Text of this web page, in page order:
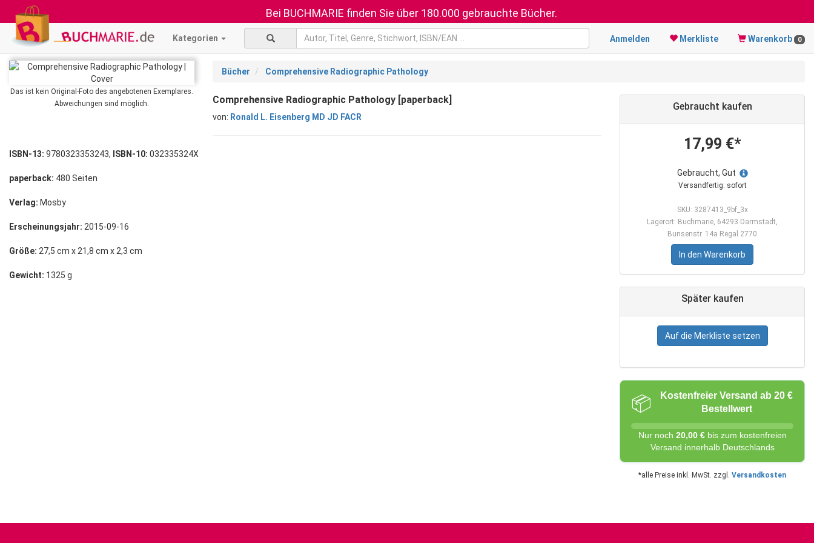
Bei BUCHMARIE finden Sie über 180.000 gebrauchte Bücher.
Kategorien Anmelden Merkliste Warenkorb 0
Das ist kein Original-Foto des angebotenen Exemplares.
Abweichungen sind möglich.
Bücher Comprehensive Radiographic Pathology
Comprehensive Radiographic Pathology [paperback]
von: Ronald L. Eisenberg MD JD FACR
Gebraucht kaufen
17,99 €*
Gebraucht, Gut
Versandfertig: sofort
SKU: 3287413_9bf_3x
Lagerort: Buchmarie, 64293 Darmstadt,
Bunsenstr. 14a Regal 2770
In den Warenkorb
Später kaufen
Auf die Merkliste setzen
📦
Kostenfreier Versand ab 20 €
Bestellwert
Nur noch 20,00 €bis zum kostenfreien
Versand innerhalb Deutschlands
*alle Preise inkl. MwSt. zzgl. Versandkosten
ISBN-13: 9780323353243, ISBN-10: 032335324X
paperback: 480 Seiten
Verlag: Mosby
Erscheinungsjahr: 2015-09-16
Größe: 27,5 cm x 21,8 cm x 2,3 cm
Gewicht: 1325 g